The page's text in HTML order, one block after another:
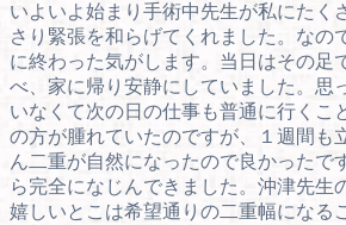
いよいよ始まり手術中先生が私にたく
さり緊張を和らげてくれました。なの
に終わった気がします。当日はその足
べ、家に帰り安静にしていました。思
いなくて次の日の仕事も普通に行くこ
の方が腫れていたのですが、１週間も
ん二重が自然になったので良かったで
ら完全になじんできました。沖津先生
嬉しいとこは希望通りの二重幅になる